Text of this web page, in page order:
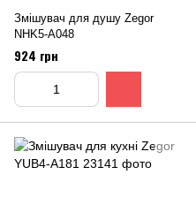
Змішувач для душу Zegor
NHK5-A048
924 грн